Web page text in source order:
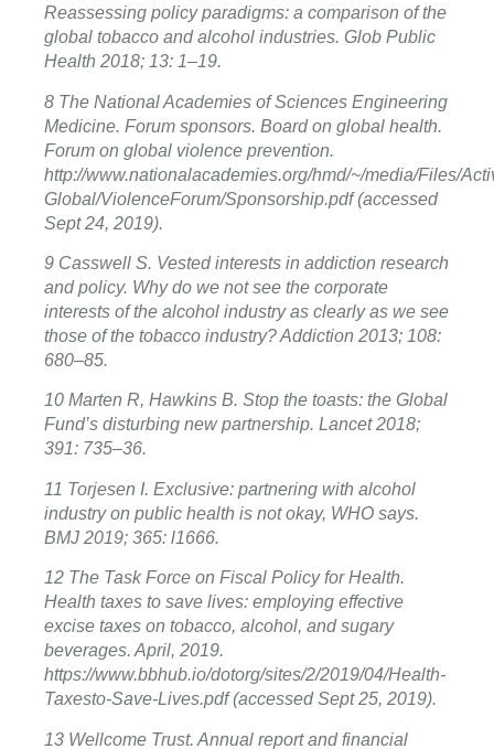
Reassessing policy paradigms: a comparison of the
global tobacco and alcohol industries. Glob Public
Health 2018; 13: 1–19.
8 The National Academies of Sciences Engineering
Medicine. Forum sponsors. Board on global health.
Forum on global violence prevention.
http://www.nationalacademies.org/hmd/~/media/Files/
Global/ViolenceForum/Sponsorship.pdf (accessed
Sept 24, 2019).
9 Casswell S. Vested interests in addiction research
and policy. Why do we not see the corporate
interests of the alcohol industry as clearly as we see
those of the tobacco industry? Addiction 2013; 108:
680–85.
10 Marten R, Hawkins B. Stop the toasts: the Global
Fund’s disturbing new partnership. Lancet 2018;
391: 735–36.
11 Torjesen I. Exclusive: partnering with alcohol
industry on public health is not okay, WHO says.
BMJ 2019; 365: l1666.
12 The Task Force on Fiscal Policy for Health.
Health taxes to save lives: employing effective
excise taxes on tobacco, alcohol, and sugary
beverages. April, 2019.
https://www.bbhub.io/dotorg/sites/2/2019/04/Health-
Taxesto-Save-Lives.pdf (accessed Sept 25, 2019).
13 Wellcome Trust. Annual report and financial